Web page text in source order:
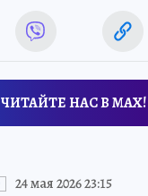
ЧИТАЙТЕ НАС В МАХ!
24 мая 2026 23:15